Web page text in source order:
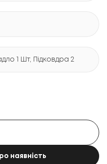
1 Шт, Підковдра 2 Шт
наявність